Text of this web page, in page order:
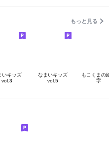
もっと見る
いキッズ
vol.3
なまいキッズ
vol.5
もこくまの
字